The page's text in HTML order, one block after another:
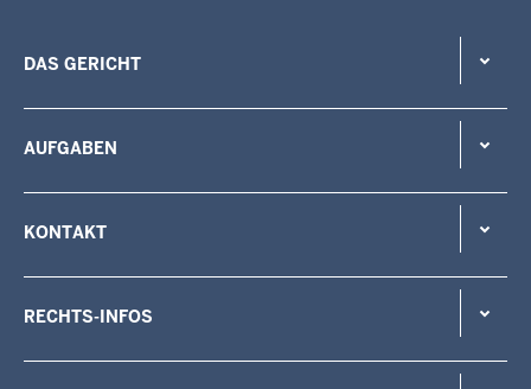
DAS GERICHT
AUFGABEN
KONTAKT
RECHTS-INFOS